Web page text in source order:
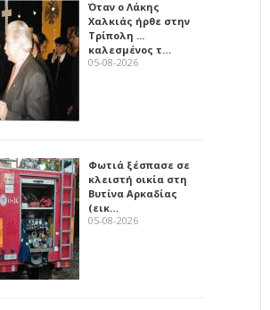
Όταν ο Λάκης
Χαλκιάς ήρθε στην
Τρίπολη ...
καλεσμένος τ…
05-08-2026
Φωτιά ξέσπασε σε
κλειστή οικία στη
Βυτίνα Αρκαδίας
(εικ…
05-08-2026